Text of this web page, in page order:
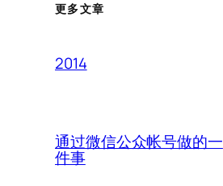
更多文章
2014
通过微信公众帐号做的一
件事